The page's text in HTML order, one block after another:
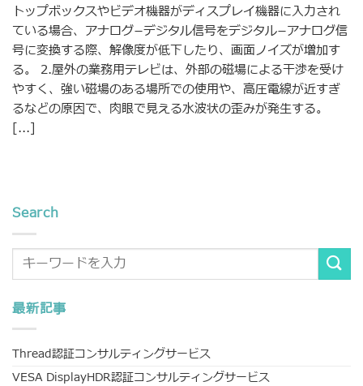
トップボックスやビデオ機器がディスプレイ機器に入力され
ている場合、アナログ−デジタル信号をデジタル−アナログ信
号に変換する際、解像度が低下したり、画面ノイズが増加す
る。 2.屋外の業務用テレビは、外部の磁場による干渉を受け
やすく、強い磁場のある場所での使用や、高圧電線が近すぎ
るなどの原因で、肉眼で見える水波状の歪みが発生する。
[...]
Search
最新記事
Thread認証コンサルティングサービス
VESA DisplayHDR認証コンサルティングサービス